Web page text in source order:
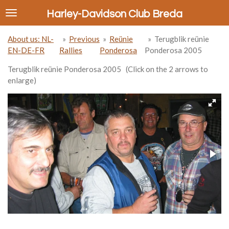
Ga
de
hoofdinhoud
Harley-Davidson Club Breda
About us: NL-
EN-DE-FR
» Previous
Rallies
» Reünie
Ponderosa
» Terugblik reünie
Ponderosa 2005
Terugblik reünie Ponderosa 2005 (Click on the 2 arrows to
enlarge)